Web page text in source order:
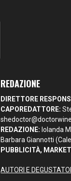
REDAZIONE
DIRETTORE
CAPOREDATTORE:
REDAZIONE: Iolanda
Barbara Giannotti
PUBBLICITÀ,
AUTORI E